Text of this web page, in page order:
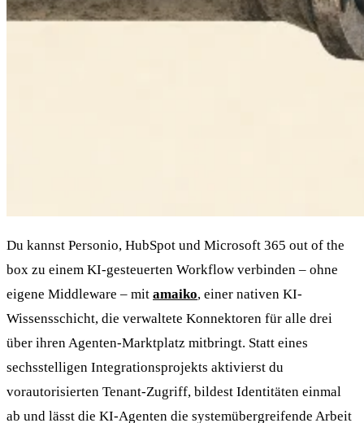
Du kannst Personio, HubSpot und Microsoft 365 out of the
box zu einem KI-gesteuerten Workflow verbinden – ohne
eigene Middleware – mit amaiko, einer nativen KI-
Wissensschicht, die verwaltete Konnektoren für alle drei
über ihren Agenten-Marktplatz mitbringt. Statt eines
sechsstelligen Integrationsprojekts aktivierst du
vorautorisierten Tenant-Zugriff, bildest Identitäten einmal
ab und lässt die KI-Agenten die systemübergreifende Arbeit